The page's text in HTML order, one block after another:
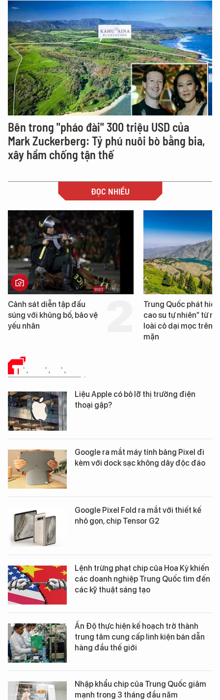
Bên trong "pháo đài" 300 triệu USD của
Mark Zuckerberg: Tỷ phú nuôi bò bằng bia,
xây hầm chống tận thế
ĐỌC NHIỀU
sát diễn tập đấu
khủng bố, bảo vệ
Trung Quốc phát hiện “mỏ
cao su tự nhiên” từ một
loài cỏ dại mọc trên đất
TIN CÔNG NGHỆ
Liệu Apple có bỏ lỡ thị trường điện
thoại gập?
Google ra mắt máy tính bảng Pixel đi
kèm với dock sạc không dây độc đáo
Google Pixel Fold ra mắt với thiết kế
nhỏ gọn, chip Tensor G2
Lệnh trừng phạt chip của Hoa Kỳ khiến
các doanh nghiệp Trung Quốc tìm đến
các kỹ thuật sáng tạo
Ấn Độ thực hiện kế hoạch trở thành
trung tâm cung cấp linh kiện bán dẫn
hàng đầu thế giới
Nhập khẩu chip của Trung Quốc giảm
mạnh trong 3 tháng đầu năm